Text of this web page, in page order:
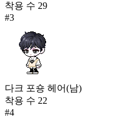
착용 수 29
#3
다크 포숑 헤어(남)
착용 수 22
#4